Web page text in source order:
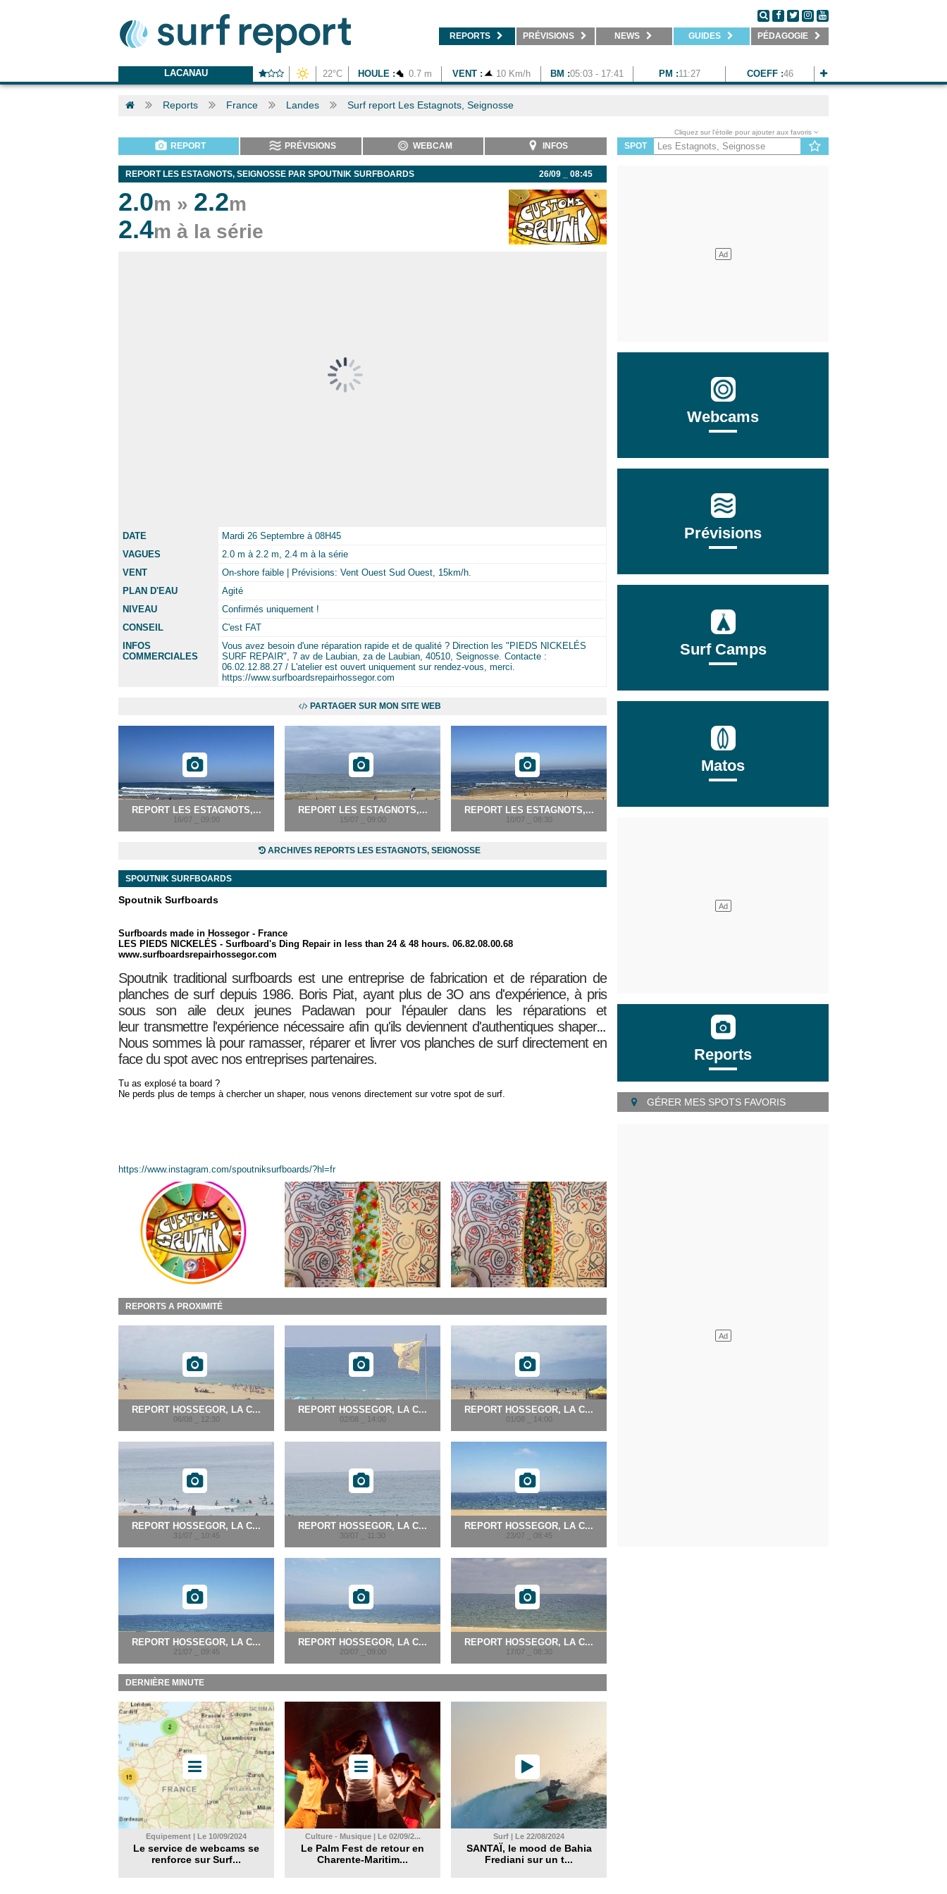
REPORTS PRÉVISIONS NEWS GUIDES PÉDAGOGIE
LACANAU 22°C HOULE : 0.7 m VENT : 10 Km/h BM :05:03 - 17:41 PM :11:27 COEFF :46
Reports France Landes Surf report Les Estagnots, Seignosse
REPORT PRÉVISIONS WEBCAM INFOS
26/09 _ 08:45
REPORT LES ESTAGNOTS, SEIGNOSSE PAR SPOUTNIK SURFBOARDS
2.0m » 2.2m
2.4m à la série
DATE
Mardi 26 Septembre à 08H45
VAGUES
2.0 m à 2.2 m, 2.4 m à la série
VENT
On-shore faible | Prévisions: Vent Ouest Sud Ouest, 15km/h.
PLAN D'EAU
Agité
NIVEAU
Confirmés uniquement !
CONSEIL
C'est FAT
INFOS
COMMERCIALES
Vous avez besoin d'une réparation rapide et de qualité ? Direction les "PIEDS NICKELÉS
SURF REPAIR", 7 av de Laubian, za de Laubian, 40510, Seignosse. Contacte :
06.02.12.88.27 / L'atelier est ouvert uniquement sur rendez-vous, merci.
https://www.surfboardsrepairhossegor.com
PARTAGER SUR MON SITE WEB
REPORT LES ESTAGNOTS,...
16/07 _ 09:00
REPORT LES ESTAGNOTS,...
15/07 _ 09:00
REPORT LES ESTAGNOTS,...
10/07 _ 08:30
ARCHIVES REPORTS LES ESTAGNOTS, SEIGNOSSE
SPOUTNIK SURFBOARDS
Spoutnik Surfboards
Surfboards made in Hossegor - France
LES PIEDS NICKELÉS - Surfboard's Ding Repair in less than 24 & 48 hours. 06.82.08.00.68
www.surfboardsrepairhossegor.com
Spoutnik traditional surfboards est une entreprise de fabrication et de réparation de
planches de surf depuis 1986. Boris Piat, ayant plus de 3O ans d'expérience, à pris
sous son aile deux jeunes Padawan pour l'épauler dans les réparations et
leurtransmettrel'expérience nécessaire afin qu'ils deviennent d'authentiques shapers.
Nous sommes là pour ramasser, réparer et livrer vos planches de surf directement en
face du spot avec nos entreprises partenaires.
Tu as explosé ta board ?
Ne perds plus de temps à chercher un shaper, nous venons directement sur votre spot de surf.
https://www.instagram.com/spoutniksurfboards/?hl=fr
REPORTS A PROXIMITÉ
REPORT HOSSEGOR, LA C...
06/08 _ 12:30
REPORT HOSSEGOR, LA C...
02/08 _ 14:00
REPORT HOSSEGOR, LA C...
01/08 _ 14:00
REPORT HOSSEGOR, LA C...
31/07 _ 10:45
REPORT HOSSEGOR, LA C...
30/07 _ 11:30
REPORT HOSSEGOR, LA C...
23/07 _ 08:45
REPORT HOSSEGOR, LA C...
21/07 _ 09:45
REPORT HOSSEGOR, LA C...
20/07 _ 09:00
REPORT HOSSEGOR, LA C...
17/07 _ 08:30
DERNIÈRE MINUTE
Equipement | Le 10/09/2024
Le service de webcams se
renforce sur Surf...
Culture - Musique | Le 02/09/2...
Le Palm Fest de retour en
Charente-Maritim...
Surf | Le 22/08/2024
SANTAÏ, le mood de Bahia
Frediani sur un t...
Cliquez sur l'étoile pour ajouter aux favoris
SPOT
Webcams
Prévisions
Surf Camps
Matos
Reports
GÉRER MES SPOTS FAVORIS